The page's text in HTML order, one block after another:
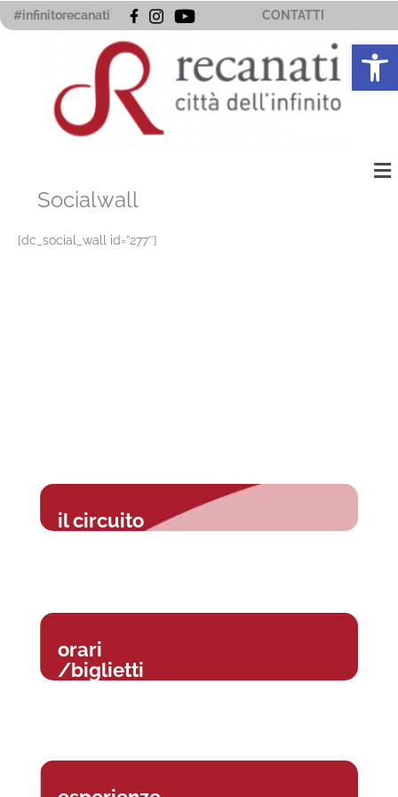
Vai
al
#infinitorecanati CONTATTI
Socialwall
[dc_social_wall id=”277″]
il circuito
orari
/biglietti
Apri la